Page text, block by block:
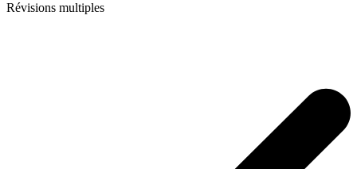
Révisions multiples